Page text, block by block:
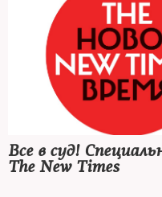
Все в суд!
The New Times